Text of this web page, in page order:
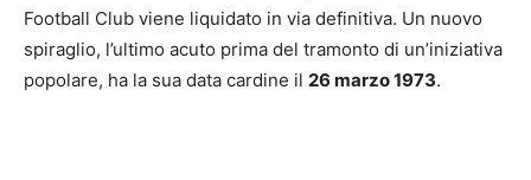
Football Club viene liquidato in via definitiva. Un nuovo
spiraglio, l’ultimo acuto prima del tramonto di un’iniziativa
popolare, ha la sua data cardine il 26 marzo 1973.